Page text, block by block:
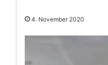
4. November 2020